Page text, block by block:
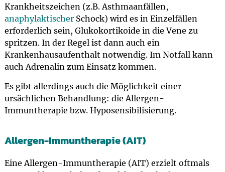
Krankheitszeichen (z.B. Asthmaanfällen,
anaphylaktischerSchock) wird es in Einzelfällen
erforderlich sein, Glukokortikoide in die Vene zu
spritzen. In der Regel ist dann auch ein
Krankenhausaufenthalt notwendig. Im Notfall kann
auch Adrenalin zum Einsatz kommen.
Es gibt allerdings auch die Möglichkeit einer
ursächlichen Behandlung: die Allergen-
Immuntherapie bzw. Hyposensibilisierung.
Allergen-Immuntherapie (AIT)
Eine Allergen-Immuntherapie (AIT) erzielt oftmals